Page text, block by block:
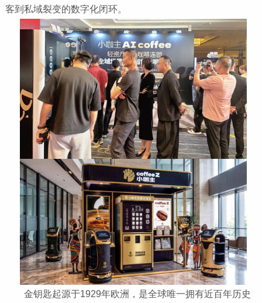
客到私域裂变的数字化闭环。
金钥匙起源于1929年欧洲，是全球唯一拥有近百年历史